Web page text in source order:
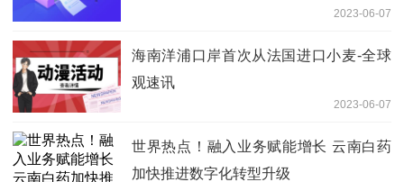
方案（2023—2024年）》的相关建设|天
天精选
2023-06-07
海南洋浦口岸首次从法国进口小麦-全球
观速讯
2023-06-07
世界热点！融入业务赋能增长 云南白药
加快推进数字化转型升级